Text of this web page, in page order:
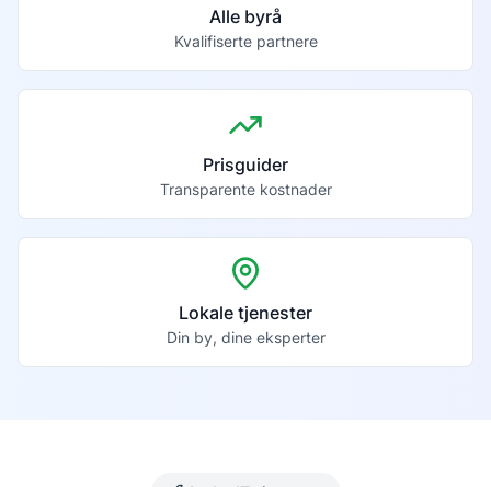
Alle byrå
Kvalifiserte partnere
Prisguider
Transparente kostnader
Lokale tjenester
Din by, dine eksperter